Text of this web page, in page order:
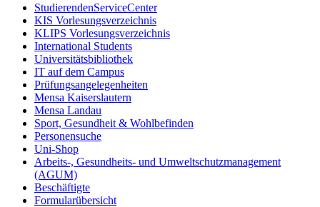
StudierendenServiceCenter
KIS Vorlesungsverzeichnis
KLIPS Vorlesungsverzeichnis
International Students
Universitätsbibliothek
IT auf dem Campus
Prüfungsangelegenheiten
Mensa Kaiserslautern
Mensa Landau
Sport, Gesundheit & Wohlbefinden
Personensuche
Uni-Shop
Arbeits-, Gesundheits- und Umweltschutzmanagement
(AGUM)
Beschäftigte
Formularübersicht